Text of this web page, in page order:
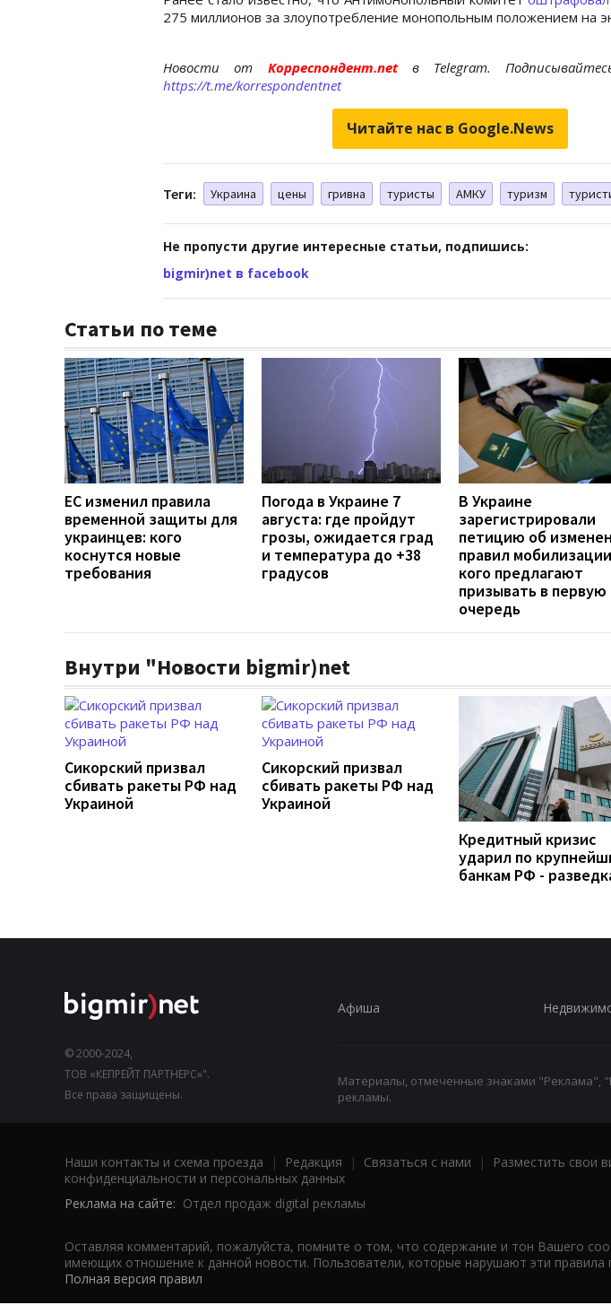
275 миллионов за злоупотребление монопольным положением на
Новости от Корреспондент.net в Telegram.
https://t.me/korrespondentnet
Читайте нас в Google.News
Теги: Украина цены гривна туристы АМКУ туризм
Не пропусти другие интересные статьи, подпишись:
bigmir)net в facebook
Статьи по теме
ЕС изменил правила
временной защиты для
украинцев: кого
коснутся новые
требования
Погода в Украине 7
августа: где пройдут
грозы, ожидается град
и температура до +38
градусов
В Украине
зарегистрировали
петицию об
правил
кого предлагают
призывать в первую
очередь
Внутри "Новости bigmir)net
Сикорский призвал
сбивать ракеты РФ над
Украиной
Сикорский призвал
сбивать ракеты РФ над
Украиной
Кредитный кризис
ударил по
банкам РФ -
© 2000-2024,
ТОВ «КЕПРЕЙТ ПАРТНЕРС»".
Все права защищены.
Афиша
Материалы, отмеченные знаками "Реклама",
рекламы.
Наши контакты и схема проезда | Редакция | Связаться с нами | Разместить свои
конфиденциальности и персональных данных
Реклама на сайте: Отдел продаж digital рекламы
Оставляя комментарий, пожалуйста, помните о том, что содержание и тон Вашего
имеющих отношение к данной новости. Пользователи, которые нарушают эти правила
Полная версия правил